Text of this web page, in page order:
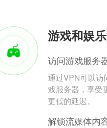
游戏和娱乐
访问游戏服务
通过VPN可以访
戏服务器，享受
更低的延迟。
解锁流媒体内